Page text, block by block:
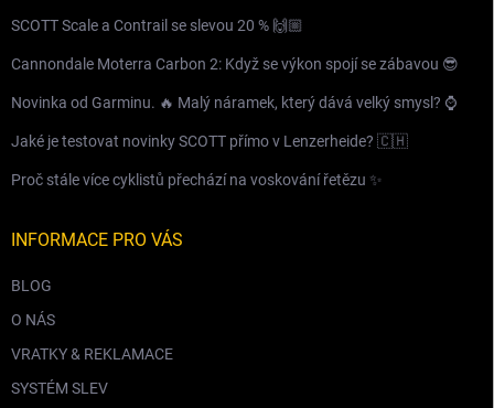
SCOTT Scale a Contrail se slevou 20 % 🙌🏼
Cannondale Moterra Carbon 2: Když se výkon spojí se zábavou 😎
Novinka od Garminu. 🔥 Malý náramek, který dává velký smysl? ⌚️
Jaké je testovat novinky SCOTT přímo v Lenzerheide? 🇨🇭
Proč stále více cyklistů přechází na voskování řetězu ✨
INFORMACE PRO VÁS
BLOG
O NÁS
VRATKY & REKLAMACE
SYSTÉM SLEV